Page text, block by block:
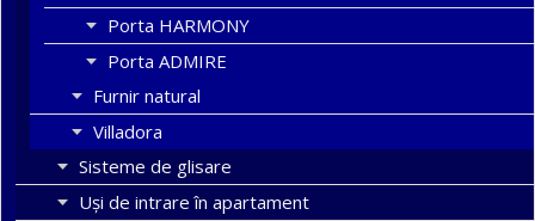
Porta HARMONY
Porta ADMIRE
Furnir natural
Villadora
Sisteme de glisare
Uși de intrare în apartament